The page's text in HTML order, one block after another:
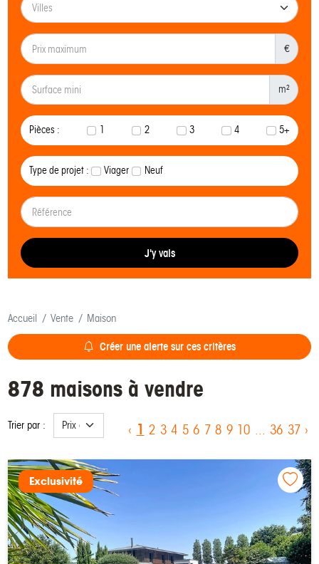
€
m²
Pièces : 1 2 3 4 5+
Type de projet : Viager Neuf
J'y vais
Accueil Vente Maison
Créer une alerte sur ces critères
878 maisons à vendre
Trier par : ‹ 1 2 3 4 5 6 7 8 9 10 ... 36 37 ›
Exclusivité